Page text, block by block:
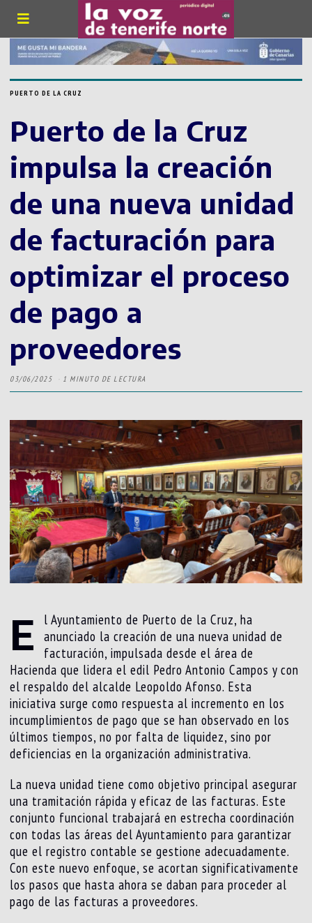
PUERTO DE LA CRUZ
Puerto de la Cruz
impulsa la creación
de una nueva unidad
de facturación para
optimizar el proceso
de pago a
proveedores
03/06/2025 1 MINUTO DE LECTURA
E
l Ayuntamiento de Puerto de la Cruz, ha
anunciado la creación de una nueva unidad de
facturación, impulsada desde el área de
Hacienda que lidera el edil Pedro Antonio Campos y con
el respaldo del alcalde Leopoldo Afonso. Esta
iniciativa surge como respuesta al incremento en los
incumplimientos de pago que se han observado en los
últimos tiempos, no por falta de liquidez, sino por
deficiencias en la organización administrativa.
La nueva unidad tiene como objetivo principal asegurar
una tramitación rápida y eficaz de las facturas. Este
conjunto funcional trabajará en estrecha coordinación
con todas las áreas del Ayuntamiento para garantizar
que el registro contable se gestione adecuadamente.
Con este nuevo enfoque, se acortan significativamente
los pasos que hasta ahora se daban para proceder al
pago de las facturas a proveedores.